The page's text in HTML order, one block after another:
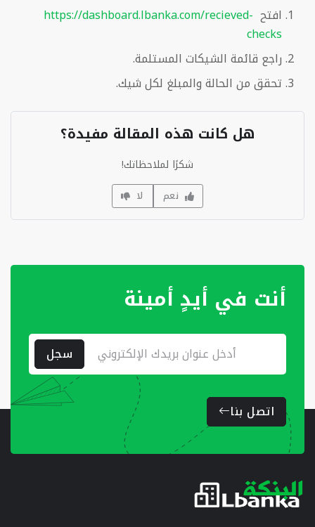
افتح https://dashboard.lbanka.com/recieved-
checks
راجع قائمة الشيكات المستلمة.
تحقق من الحالة والمبلغ لكل شيك.
هل كانت هذه المقالة مفيدة؟
شكرًا لملاحظاتك!
نعم لا
أنت في أيدٍ أمينة
سجل
اتصل بنا